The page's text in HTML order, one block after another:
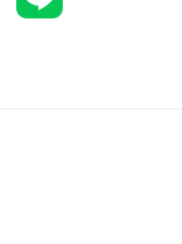
ては、本プ
した個人情